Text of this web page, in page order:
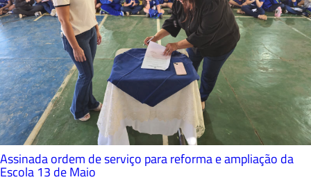
Assinada ordem de serviço para reforma e ampliação da
Escola 13 de Maio